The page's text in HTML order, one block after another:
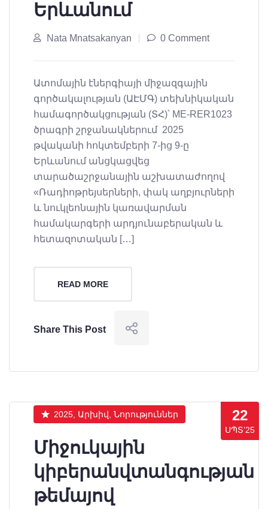
Երևանում
Nata Mnatsakanyan 0 Comment
Ատոմային էներգիայի միջազգային
գործակալության (ԱԷՄԳ) տեխնիկական
համագործակցության (ՏՀ)՝ ME-RER1023
ծրագրի շրջանակներում 2025
թվականի հոկտեմբերի 7-ից 9-ը
Երևանում անցկացվեց
տարածաշրջանային աշխատաժողով
«Ռադիոթրեյսերների, փակ աղբյուրների
և նուկլեոնային կառավարման
համակարգերի արդյունաբերական և
հետազոտական […]
READ MORE
Share This Post
22
ՍՊՏ’25
2025, Արխիվ, Նորություններ
Միջուկային
կիբերանվտանգության
թեմայով